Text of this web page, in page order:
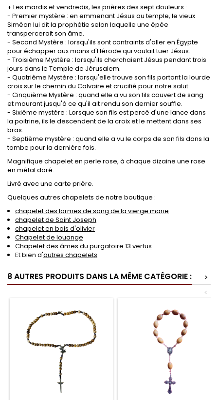
+ Les mardis et vendredis, les prières des sept douleurs :
- Premier mystère : en emmenant Jésus au temple, le vieux
Siméon lui dit la prophétie selon laquelle une épée
transpercerait son âme.
- Second Mystère : lorsqu'ils sont contraints d'aller en Égypte
pour échapper aux mains d'Hérode qui voulait tuer Jésus.
- Troisième Mystère : lorsqu'ils cherchaient Jésus pendant trois
jours dans le Temple de Jérusalem.
- Quatrième Mystère : lorsqu'elle trouve son fils portant la lourde
croix sur le chemin du Calvaire et crucifié pour notre salut.
- Cinquième Mystère : quand elle a vu son fils couvert de sang
et mourant jusqu'à ce qu'il ait rendu son dernier souffle.
- Sixième mystère : Lorsque son fils est percé d'une lance dans
la poitrine, ils le descendent de la croix et le mettent dans ses
bras.
- Septième mystère : quand elle a vu le corps de son fils dans la
tombe pour la dernière fois.
Magnifique chapelet en perle rose, à chaque dizaine une rose
en métal doré.
Livré avec une carte prière.
Quelques autres chapelets de notre boutique :
chapelet des larmes de sang de la vierge marie
chapelet de Saint Joseph
chapelet en bois d'olivier
Chapelet de louange
Chapelet des âmes du purgatoire 13 vertus
Et bien d'autres chapelets
8 AUTRES PRODUITS DANS LA MÊME CATÉGORIE :
>
<